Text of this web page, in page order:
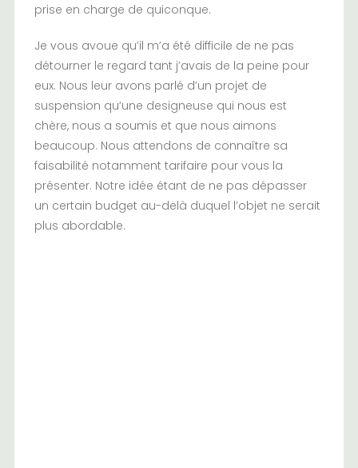
prise en charge de quiconque.
Je vous avoue qu’il m’a été difficile de ne pas
détourner le regard tant j’avais de la peine pour
eux. Nous leur avons parlé d’un projet de
suspension qu’une designeuse qui nous est
chère, nous a soumis et que nous aimons
beaucoup. Nous attendons de connaître sa
faisabilité notamment tarifaire pour vous la
présenter. Notre idée étant de ne pas dépasser
un certain budget au-delà duquel l’objet ne serait
plus abordable.